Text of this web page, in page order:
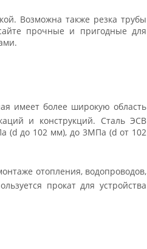
Возможна также резка трубы
прочные и пригодные для
имеет более широкую область
и конструкций. Сталь ЭСВ
(d до 102 мм), до 3МПа (d от 102
отопления, водопроводов,
прокат для устройства